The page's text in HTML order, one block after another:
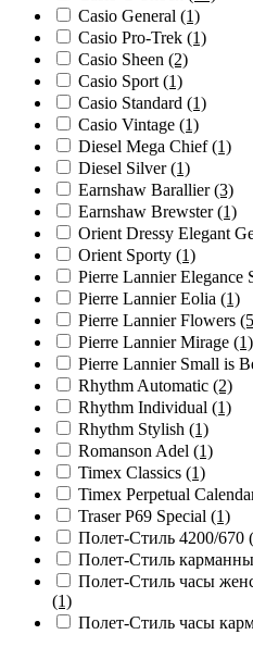
Casio General (1)
Casio Pro-Trek (1)
Casio Sheen (2)
Casio Sport (1)
Casio Standard (1)
Casio Vintage (1)
Diesel Mega Chief(1)
Diesel Silver(1)
Earnshaw Barallier(3)
Earnshaw Brewster(1)
Orient Dressy Elegant
Orient Sporty (1)
Pierre Lannier Elegance
Pierre Lannier Eolia (1)
Pierre Lannier Flowers
Pierre Lannier Mirage (1)
Pierre Lannier Small is
Rhythm Automatic (2)
Rhythm Individual (1)
Rhythm Stylish (1)
Romanson Adel (1)
Timex Classics (1)
Timex Perpetual
Traser P69 Special (1)
Полет-Стиль 4200/670
Полет-Стиль
Полет-Стиль часы
(1)
Полет-Стиль часы